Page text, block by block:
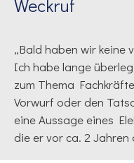
Weckruf
„Bald haben wir keine
Ich habe lange
zum Thema
Vorwurf oder den
eine Aussage eines
die er vor ca. 2